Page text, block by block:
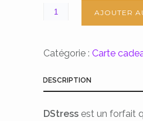
AJOUTER
Catégorie : Carte
DESCRIPTION
DStress est un forfait